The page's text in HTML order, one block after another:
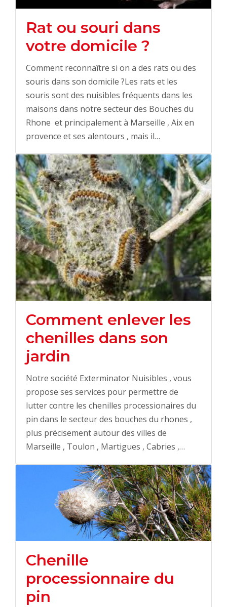
Rat ou souri dans
votre domicile ?
Comment reconnaître si on a des rats ou des
souris dans son domicile ?Les rats et les
souris sont des nuisibles fréquents dans les
maisons dans notre secteur des Bouches du
Rhone et principalement à Marseille , Aix en
provence et ses alentours , mais il…
Comment enlever les
chenilles dans son
jardin
Notre société Exterminator Nuisibles , vous
propose ses services pour permettre de
lutter contre les chenilles processionaires du
pin dans le secteur des bouches du rhones ,
plus précisement autour des villes de
Marseille , Toulon , Martigues , Cabries ,…
Chenille
processionnaire du
pin